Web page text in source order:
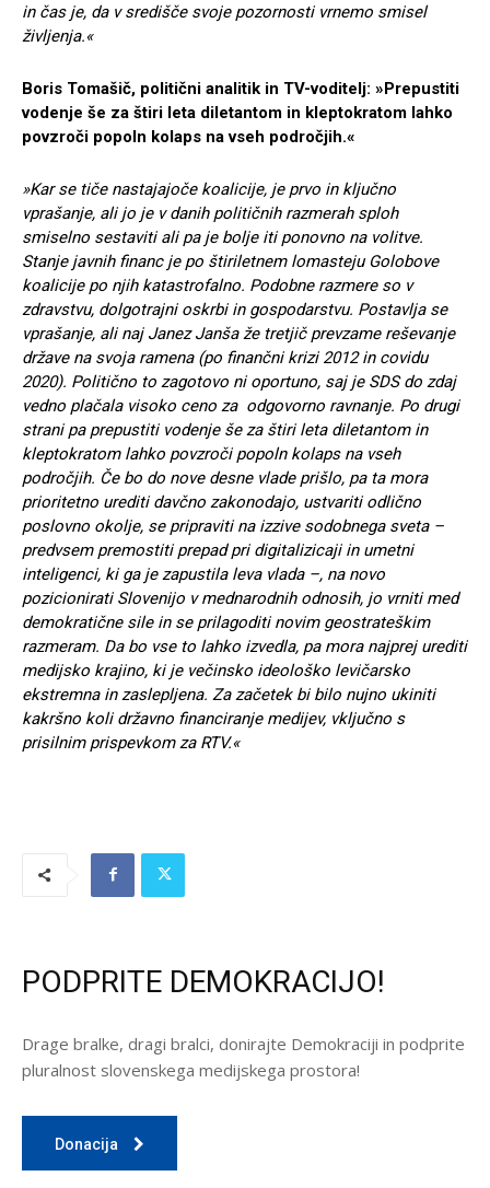
in čas je, da v središče svoje pozornosti vrnemo smisel
življenja.«
Boris Tomašič, politični analitik in TV-voditelj: »Prepustiti
vodenje še za štiri leta diletantom in kleptokratom lahko
povzroči popoln kolaps na vseh področjih.«
»Kar se tiče nastajajoče koalicije, je prvo in ključno
vprašanje, ali jo je v danih političnih razmerah sploh
smiselno sestaviti ali pa je bolje iti ponovno na volitve.
Stanje javnih financ je po štiriletnem lomasteju Golobove
koalicije po njih katastrofalno. Podobne razmere so v
zdravstvu, dolgotrajni oskrbi in gospodarstvu. Postavlja se
vprašanje, ali naj Janez Janša že tretjič prevzame reševanje
države na svoja ramena (po finančni krizi 2012 in covidu
2020). Politično to zagotovo ni oportuno, saj je SDS do zdaj
vedno plačala visoko ceno za odgovorno ravnanje. Po drugi
strani pa prepustiti vodenje še za štiri leta diletantom in
kleptokratom lahko povzroči popoln kolaps na vseh
področjih. Če bo do nove desne vlade prišlo, pa ta mora
prioritetno urediti davčno zakonodajo, ustvariti odlično
poslovno okolje, se pripraviti na izzive sodobnega sveta –
predvsem premostiti prepad pri digitalizicaji in umetni
inteligenci, ki ga je zapustila leva vlada –, na novo
pozicionirati Slovenijo v mednarodnih odnosih, jo vrniti med
demokratične sile in se prilagoditi novim geostrateškim
razmeram. Da bo vse to lahko izvedla, pa mora najprej urediti
medijsko krajino, ki je večinsko ideološko levičarsko
ekstremna in zaslepljena. Za začetek bi bilo nujno ukiniti
kakršno koli državno financiranje medijev, vključno s
prisilnim prispevkom za RTV.«
PODPRITE DEMOKRACIJO!
Drage bralke, dragi bralci, donirajte Demokraciji in podprite
pluralnost slovenskega medijskega prostora!
Donacija